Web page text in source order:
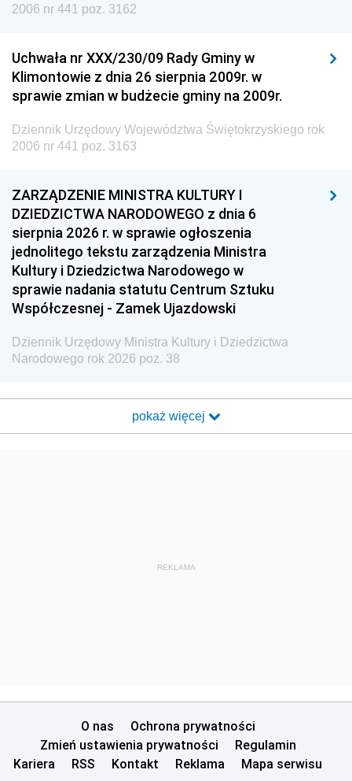
2006 nr 441 poz. 3162
Uchwała nr XXX/230/09 Rady Gminy w
Klimontowie z dnia 26 sierpnia 2009r. w
sprawie zmian w budżecie gminy na 2009r.
Dziennik Urzędowy Województwa Świętokrzyskiego rok
2006 nr 441 poz. 3163
ZARZĄDZENIE MINISTRA KULTURY I
DZIEDZICTWA NARODOWEGO z dnia 6
sierpnia 2026 r. w sprawie ogłoszenia
jednolitego tekstu zarządzenia Ministra
Kultury i Dziedzictwa Narodowego w
sprawie nadania statutu Centrum Sztuku
Współczesnej - Zamek Ujazdowski
Dziennik Urzędowy Ministra Kultury i Dziedzictwa
Narodowego rok 2026 poz. 38
pokaż więcej
REKLAMA
O nas
Ochrona prywatności
Zmień ustawienia prywatności
Regulamin
Kariera
RSS Kontakt Reklama Mapa serwisu